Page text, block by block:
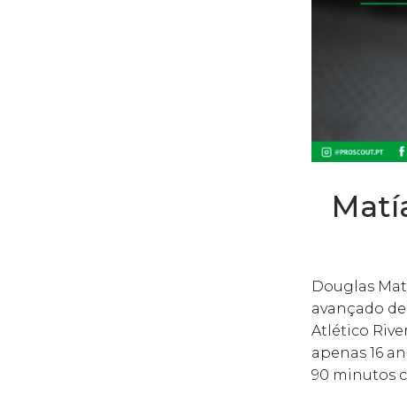
Douglas
avançado
Atlético
apenas 16
90 minutos